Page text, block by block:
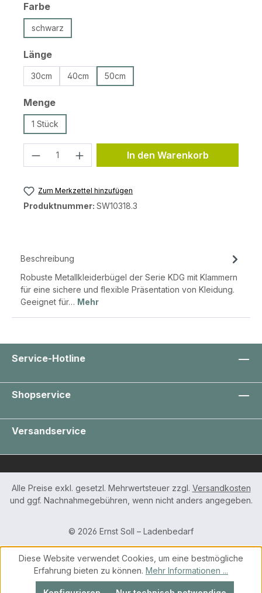
Farbeauswählen
schwarz
Längeauswählen
30cm 40cm 50cm
Mengeauswählen
1 Stück
Produkt Anzahl: Gib den
In den Warenkorb
Zum Merkzettel hinzufügen
Produktnummer: SW10318.3
Beschreibung
Robuste Metallkleiderbügel der Serie KDG mit Klammern
für eine sichere und flexible Präsentation von Kleidung.
Geeignet für… Mehr
Service-Hotline
Shopservice
Versandservice
Alle Preise exkl. gesetzl. Mehrwertsteuer zzgl. Versandkosten
und ggf. Nachnahmegebühren, wenn nicht anders angegeben.
© 2026 Ernst Soll – Ladenbedarf
Diese Website verwendet Cookies, um eine bestmögliche
Erfahrung bieten zu können. Mehr Informationen ...